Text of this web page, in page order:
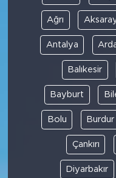
Ağrı
Antalya
Balıkesir
Bayburt
Bolu Burdur
Çankırı
Diyarbakır